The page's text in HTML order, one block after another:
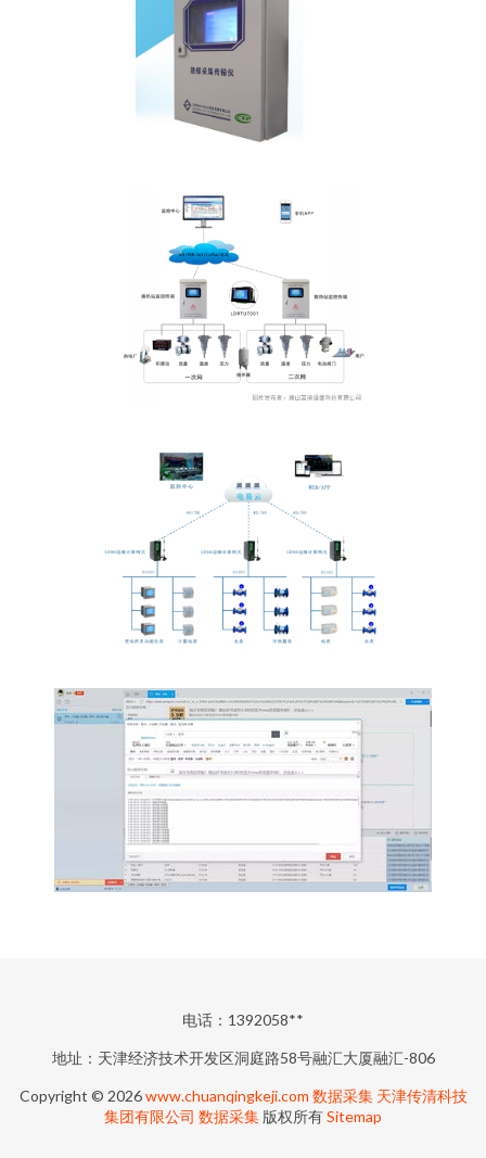
电话：1392058**
地址：天津经济技术开发区洞庭路58号融汇大厦融汇-806
Copyright © 2026www.chuanqingkeji.com 数据采集 天津传清科技
集团有限公司 数据采集 版权所有Sitemap